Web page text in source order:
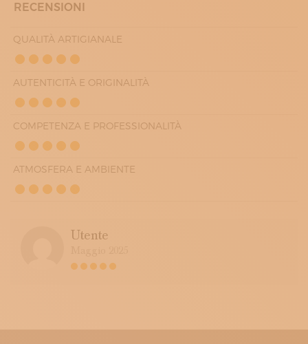
RECENSIONI
QUALITÀ ARTIGIANALE
AUTENTICITÀ E ORIGINALITÀ
COMPETENZA E PROFESSIONALITÀ
ATMOSFERA E AMBIENTE
Utente